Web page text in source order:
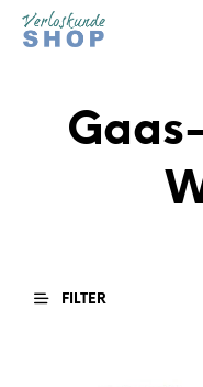
FILTER